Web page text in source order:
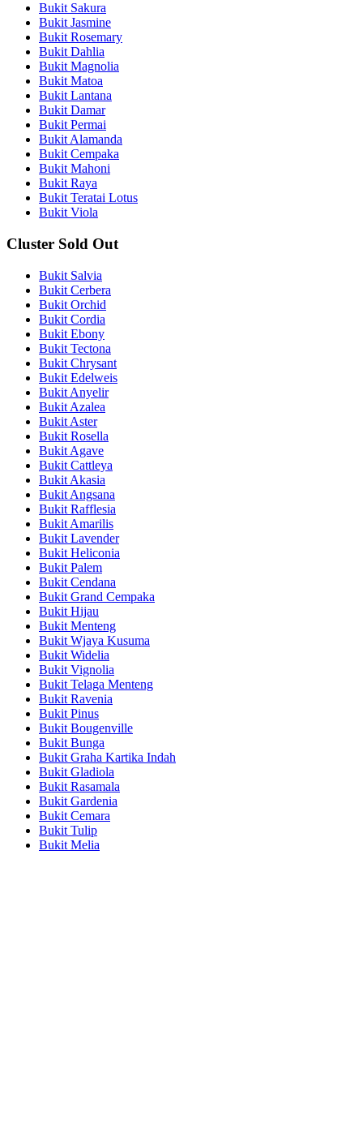
Bukit Sakura
Bukit Jasmine
Bukit Rosemary
Bukit Dahlia
Bukit Magnolia
Bukit Matoa
Bukit Lantana
Bukit Damar
Bukit Permai
Bukit Alamanda
Bukit Cempaka
Bukit Mahoni
Bukit Raya
Bukit Teratai Lotus
Bukit Viola
Cluster Sold Out
Bukit Salvia
Bukit Cerbera
Bukit Orchid
Bukit Cordia
Bukit Ebony
Bukit Tectona
Bukit Chrysant
Bukit Edelweis
Bukit Anyelir
Bukit Azalea
Bukit Aster
Bukit Rosella
Bukit Agave
Bukit Cattleya
Bukit Akasia
Bukit Angsana
Bukit Rafflesia
Bukit Amarilis
Bukit Lavender
Bukit Heliconia
Bukit Palem
Bukit Cendana
Bukit Grand Cempaka
Bukit Hijau
Bukit Menteng
Bukit Wjaya Kusuma
Bukit Widelia
Bukit Vignolia
Bukit Telaga Menteng
Bukit Ravenia
Bukit Pinus
Bukit Bougenville
Bukit Bunga
Bukit Graha Kartika Indah
Bukit Gladiola
Bukit Rasamala
Bukit Gardenia
Bukit Cemara
Bukit Tulip
Bukit Melia